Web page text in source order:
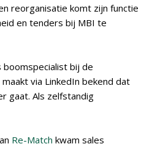
reorganisatie komt zijn functie
en tenders bij MBI te
boomspecialist bij de
maakt via LinkedIn bekend dat
gaat. Als zelfstandig
Re-Match kwam sales